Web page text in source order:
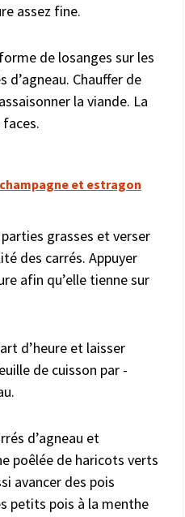
assez fine.
de losanges sur les
d’agneau. Chauffer de
la viande. La
et estragon
grasses et verser
des carrés. Appuyer
afin qu’elle tienne sur
d’heure et laisser
de cuisson par -
d’agneau et
poêlée de haricots verts
avancer des pois
petits pois à la menthe